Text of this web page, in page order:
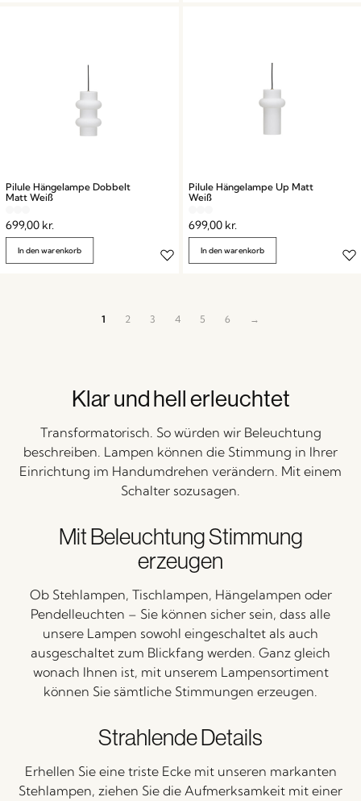
Pilule Hängelampe Dobbelt
Matt Weiß
699,00 kr.
In den warenkorb
Pilule Hängelampe Up Matt
Weiß
699,00 kr.
In den warenkorb
1 2 3 4 5 6 →
Klar und hell erleuchtet
Transformatorisch. So würden wir Beleuchtung
beschreiben. Lampen können die Stimmung in Ihrer
Einrichtung im Handumdrehen verändern. Mit einem
Schalter sozusagen.
Mit Beleuchtung Stimmung
erzeugen
Ob Stehlampen, Tischlampen, Hängelampen oder
Pendelleuchten – Sie können sicher sein, dass alle
unsere Lampen sowohl eingeschaltet als auch
ausgeschaltet zum Blickfang werden. Ganz gleich
wonach Ihnen ist, mit unserem Lampensortiment
können Sie sämtliche Stimmungen erzeugen.
Strahlende Details
Erhellen Sie eine triste Ecke mit unseren markanten
Stehlampen, ziehen Sie die Aufmerksamkeit mit einer